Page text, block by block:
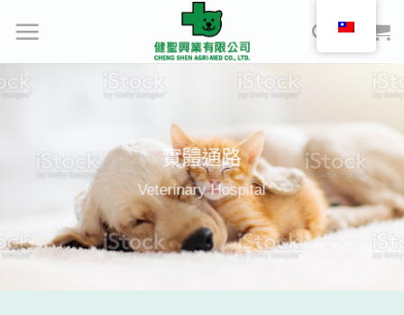
實體通路
Veterinary Hospital